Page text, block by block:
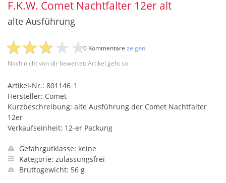
F.K.W. Comet Nachtfalter 12er alt
alte Ausführung
Noch nicht von dir bewertet: Artikel geht so
0 Kommentare zeigen
Artikel-Nr.: 801146_1
Hersteller: Comet
Kurzbeschreibung: alte Ausführung der Comet Nachtfalter
12er
Verkaufseinheit: 12-er Packung
Gefahrgutklasse: keine
Kategorie: zulassungsfrei
Bruttogewicht: 56 g